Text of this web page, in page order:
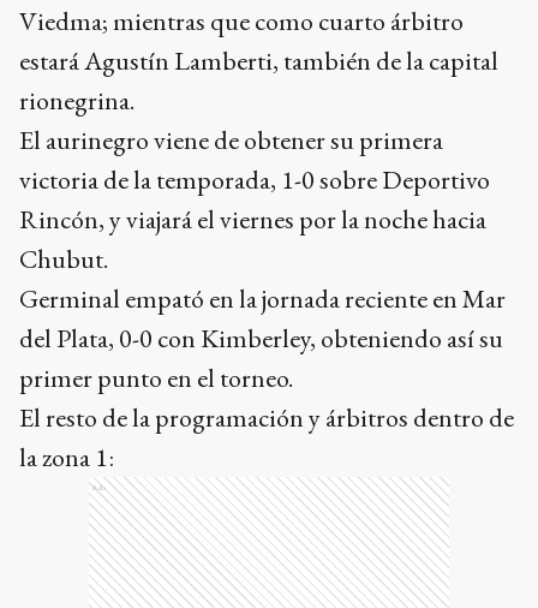
Viedma; mientras que como cuarto árbitro
estará Agustín Lamberti, también de la capital
rionegrina.
El aurinegro viene de obtener su primera
victoria de la temporada, 1-0 sobre Deportivo
Rincón, y viajará el viernes por la noche hacia
Chubut.
Germinal empató en la jornada reciente en Mar
del Plata, 0-0 con Kimberley, obteniendo así su
primer punto en el torneo.
El resto de la programación y árbitros dentro de
la zona 1:
Ads